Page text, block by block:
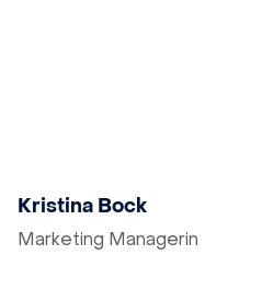
Kristina Bock
Marketing Managerin